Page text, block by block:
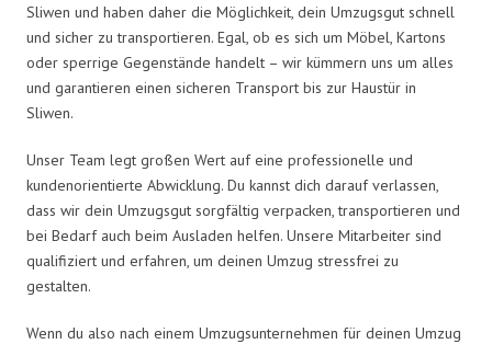
Sliwen und haben daher die Möglichkeit, dein Umzugsgut schnell
und sicher zu transportieren. Egal, ob es sich um Möbel, Kartons
oder sperrige Gegenstände handelt – wir kümmern uns um alles
und garantieren einen sicheren Transport bis zur Haustür in
Sliwen.
Unser Team legt großen Wert auf eine professionelle und
kundenorientierte Abwicklung. Du kannst dich darauf verlassen,
dass wir dein Umzugsgut sorgfältig verpacken, transportieren und
bei Bedarf auch beim Ausladen helfen. Unsere Mitarbeiter sind
qualifiziert und erfahren, um deinen Umzug stressfrei zu
gestalten.
Wenn du also nach einem Umzugsunternehmen für deinen Umzug